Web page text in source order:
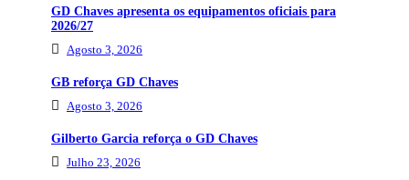
GD Chaves apresenta os equipamentos oficiais para
2026/27
Agosto 3, 2026
GB reforça GD Chaves
Agosto 3, 2026
Gilberto Garcia reforça o GD Chaves
Julho 23, 2026